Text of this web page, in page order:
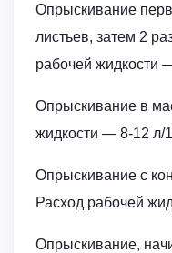
Опрыскивание
листьев, затем 2
рабочей жидкости
Опрыскивание в
жидкости ― 8-12 л/
Опрыскивание с
Расход рабочей
Опрыскивание,